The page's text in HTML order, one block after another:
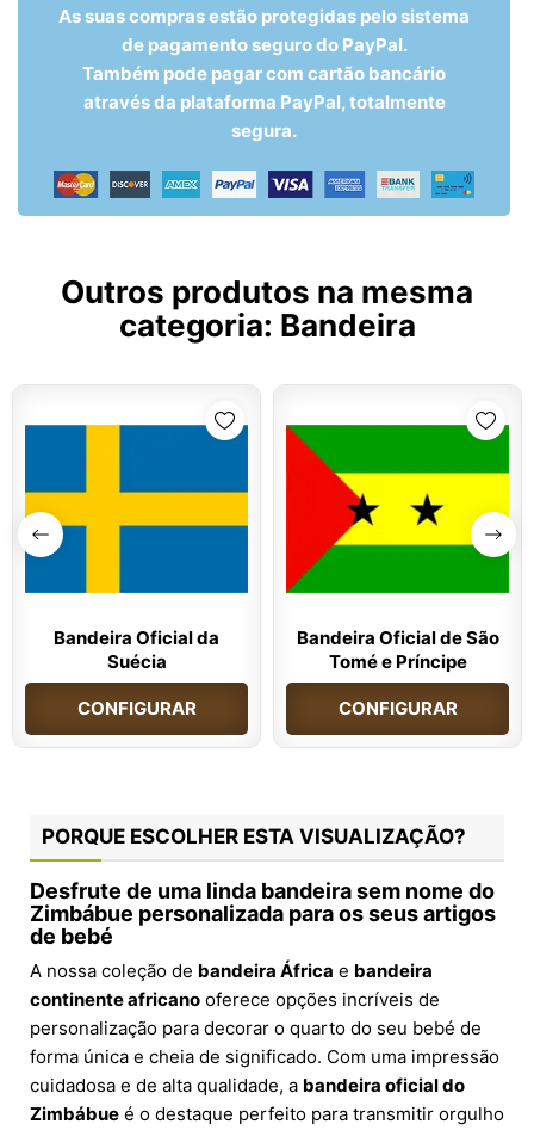
As suas compras estão protegidas pelo sistema
de pagamento seguro do PayPal.
Também pode pagar com cartão bancário
através da plataforma PayPal, totalmente
segura.
Outros produtos na mesma
categoria: Bandeira
Bandeira Oficial da
Suécia
CONFIGURAR
Bandeira Oficial de São
Tomé e Príncipe
CONFIGURAR
PORQUE ESCOLHER ESTA VISUALIZAÇÃO?
Desfrute de uma linda bandeira sem nome do
Zimbábue personalizada para os seus artigos
de bebé
A nossa coleção de bandeira África e bandeira
continente africano oferece opções incríveis de
personalização para decorar o quarto do seu bebé de
forma única e cheia de significado. Com uma impressão
cuidadosa e de alta qualidade, a bandeira oficial do
Zimbábue é o destaque perfeito para transmitir orgulho